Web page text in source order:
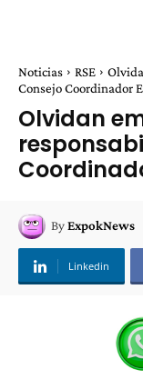
Noticias RSE
Consejo Coordinador
Olvidan
ByExpokNews
Linkedin